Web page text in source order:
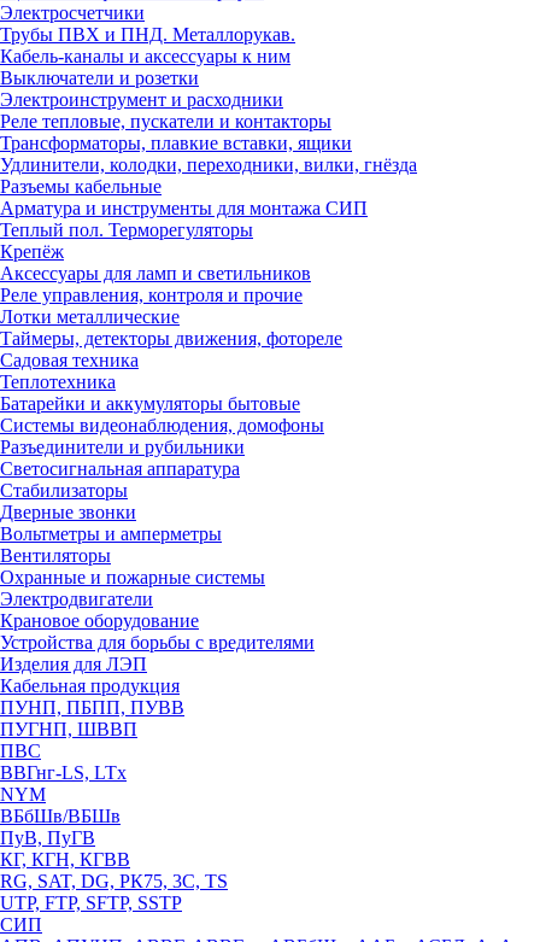
Электросчетчики
Трубы ПВХ и ПНД. Металлорукав.
Кабель-каналы и аксессуары к ним
Выключатели и розетки
Электроинструмент и расходники
Реле тепловые, пускатели и контакторы
Трансформаторы, плавкие вставки, ящики
Удлинители, колодки, переходники, вилки, гнёзда
Разъемы кабельные
Арматура и инструменты для монтажа СИП
Теплый пол. Терморегуляторы
Крепёж
Аксессуары для ламп и светильников
Реле управления, контроля и прочие
Лотки металлические
Таймеры, детекторы движения, фотореле
Садовая техника
Теплотехника
Батарейки и аккумуляторы бытовые
Системы видеонаблюдения, домофоны
Разъединители и рубильники
Светосигнальная аппаратура
Стабилизаторы
Дверные звонки
Вольтметры и амперметры
Вентиляторы
Охранные и пожарные системы
Электродвигатели
Крановое оборудование
Устройства для борьбы с вредителями
Изделия для ЛЭП
Кабельная продукция
ПУНП, ПБПП, ПУВВ
ПУГНП, ШВВП
ПВС
ВВГнг-LS, LTx
NYM
ВБбШв/ВБШв
ПуВ, ПуГВ
КГ, КГН, КГВВ
RG, SAT, DG, РК75, 3С, TS
UTP, FTP, SFTP, SSTP
СИП